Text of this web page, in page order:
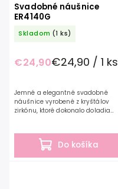
Svadobné náušnice
ER4140G
Skladom (1 ks)
€24,90€24,90 / 1 ks
Do košíka
Jemné a elegantné svadobné
náušnice vyrobené z kryštálov
zirkónu, ktoré dokonalo doladia
kolekcie...